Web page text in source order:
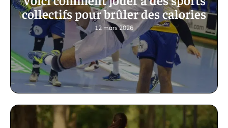
collectifs pour brûler des calories
12 mars 2026